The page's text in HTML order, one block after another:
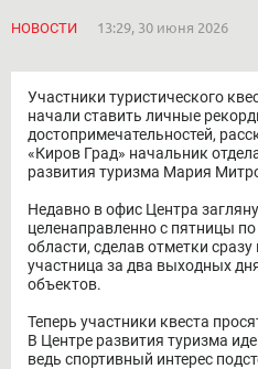
НОВОСТИ 13:29, 30 июня 2026
Участники туристического
начали ставить личные
достопримечательностей,
«Киров Град» начальник
развития туризма Мария
Недавно в офис Центра
целенаправленно с пятницы
области, сделав отметки
участница за два выходных
объектов.
Теперь участники квеста
В Центре развития туризма
ведь спортивный интерес